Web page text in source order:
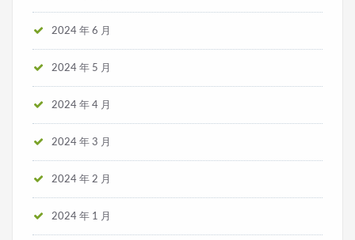
2024 年 6 月
2024 年 5 月
2024 年 4 月
2024 年 3 月
2024 年 2 月
2024 年 1 月